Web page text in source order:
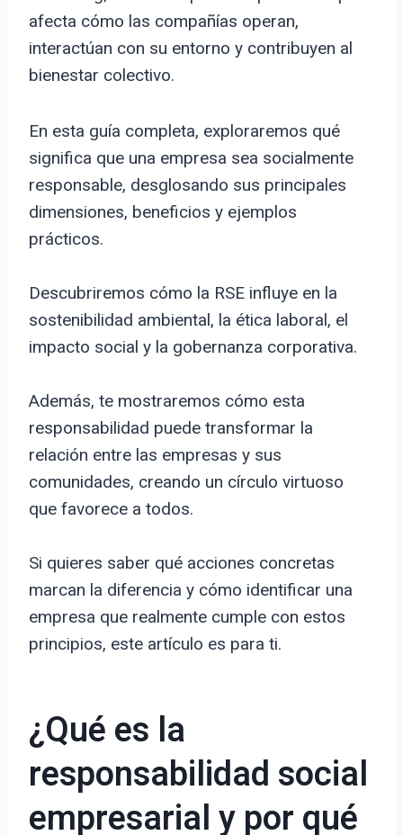
afecta cómo las compañías operan,
interactúan con su entorno y contribuyen al
bienestar colectivo.
En esta guía completa, exploraremos qué
significa que una empresa sea socialmente
responsable, desglosando sus principales
dimensiones, beneficios y ejemplos
prácticos.
Descubriremos cómo la RSE influye en la
sostenibilidad ambiental, la ética laboral, el
impacto social y la gobernanza corporativa.
Además, te mostraremos cómo esta
responsabilidad puede transformar la
relación entre las empresas y sus
comunidades, creando un círculo virtuoso
que favorece a todos.
Si quieres saber qué acciones concretas
marcan la diferencia y cómo identificar una
empresa que realmente cumple con estos
principios, este artículo es para ti.
¿Qué es la
responsabilidad social
empresarial y por qué